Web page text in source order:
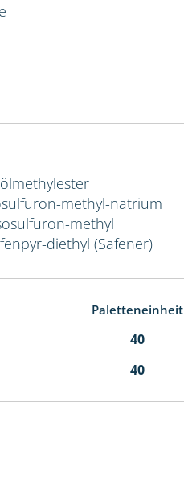
methyl-natrium
methyl
diethyl (Safener)
Paletteneinheit
40
40